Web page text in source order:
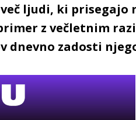
ljudi, ki
z večletnim
dnevno zadosti